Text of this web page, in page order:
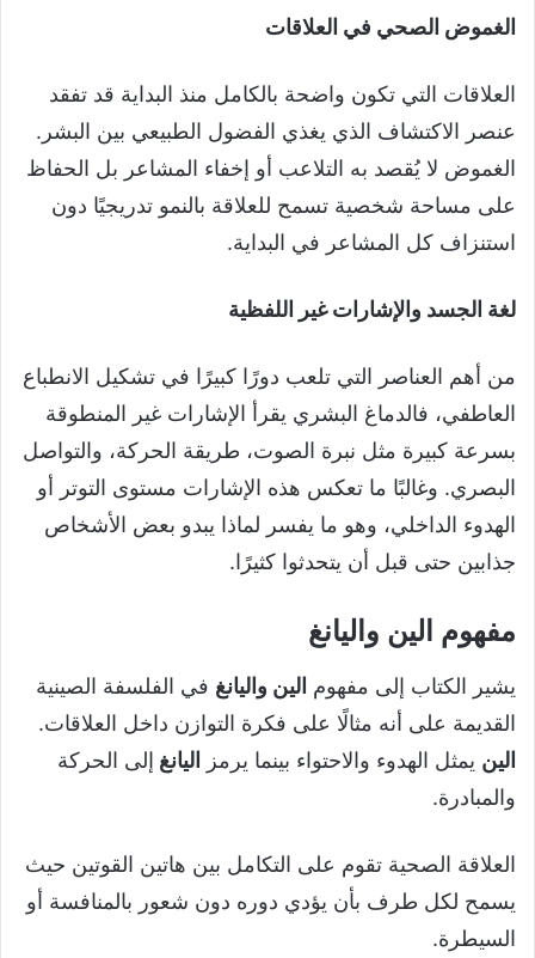
الغموض الصحي في العلاقات
العلاقات التي تكون واضحة بالكامل منذ البداية قد تفقد
عنصر الاكتشاف الذي يغذي الفضول الطبيعي بين البشر.
الغموض لا يُقصد به التلاعب أو إخفاء المشاعر بل الحفاظ
على مساحة شخصية تسمح للعلاقة بالنمو تدريجيًا دون
استنزاف كل المشاعر في البداية.
لغة الجسد والإشارات غير اللفظية
من أهم العناصر التي تلعب دورًا كبيرًا في تشكيل الانطباع
العاطفي، فالدماغ البشري يقرأ الإشارات غير المنطوقة
بسرعة كبيرة مثل نبرة الصوت، طريقة الحركة، والتواصل
البصري. وغالبًا ما تعكس هذه الإشارات مستوى التوتر أو
الهدوء الداخلي، وهو ما يفسر لماذا يبدو بعض الأشخاص
جذابين حتى قبل أن يتحدثوا كثيرًا.
مفهوم الين واليانغ
يشير الكتاب إلى مفهوم الين واليانغ في الفلسفة الصينية
القديمة على أنه مثالًا على فكرة التوازن داخل العلاقات.
الين يمثل الهدوء والاحتواء بينما يرمز اليانغ إلى الحركة
والمبادرة.
العلاقة الصحية تقوم على التكامل بين هاتين القوتين حيث
يسمح لكل طرف بأن يؤدي دوره دون شعور بالمنافسة أو
السيطرة.